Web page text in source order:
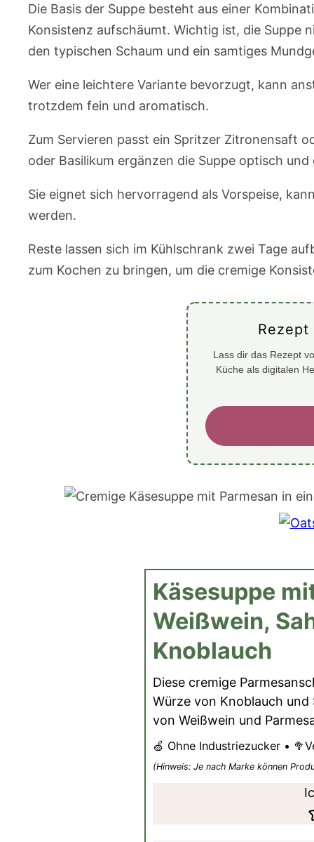
Die Basis der Suppe besteht aus einer
Konsistenz aufschäumt. Wichtig ist, die Suppe
den typischen Schaum und ein samtiges
Wer eine leichtere Variante bevorzugt, kann
trotzdem fein und aromatisch.
Zum Servieren passt ein Spritzer Zitronensaft
oder Basilikum ergänzen die Suppe optisch
Sie eignet sich hervorragend als Vorspeise,
werden.
Reste lassen sich im Kühlschrank zwei Tage
zum Kochen zu bringen, um die cremige
Rezept
Lass dir das Rezept
Küche als digitalen
Käsesuppe
Weißwein,
Knoblauch
Diese cremige
Würze von Knoblauch
von Weißwein und
🍏 Ohne Industriezucker •
(Hinweis: Je nach Marke können